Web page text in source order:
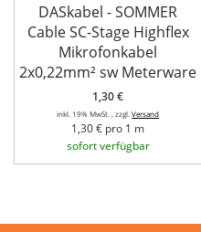
DASkabel - SOMMER
Cable SC-Stage Highflex
Mikrofonkabel
2x0,22mm² sw Meterware
1,30 €
inkl. 19% MwSt. , zzgl.Versand
1,30 € pro 1 m
sofort verfügbar